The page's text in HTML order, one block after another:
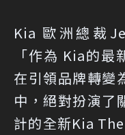
Kia 歐洲總裁
「作為 Kia的
在引領品牌轉變
中，絕對扮演了
計的全新Kia